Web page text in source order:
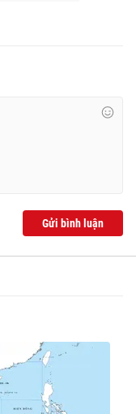
số 483/GP-BTTTT
932
có sự chấp
Gửi bình luận